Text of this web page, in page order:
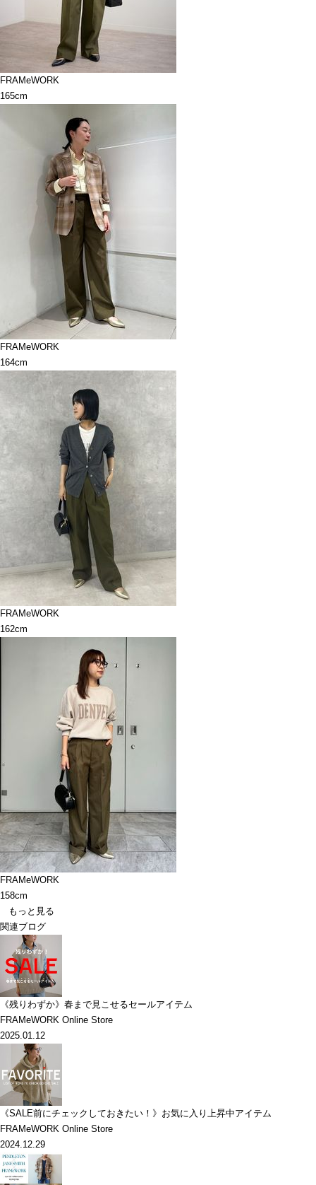
FRAMeWORK
165cm
FRAMeWORK
164cm
FRAMeWORK
162cm
FRAMeWORK
158cm
もっと見る
関連ブログ
《残りわずか》春まで見こせるセールアイテム
FRAMeWORK Online Store
2025.01.12
《SALE前にチェックしておきたい！》お気に入り上昇中アイテム
FRAMeWORK Online Store
2024.12.29